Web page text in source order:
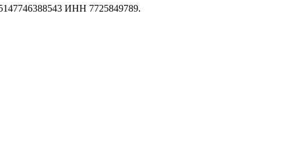
ИНН 7725849789.